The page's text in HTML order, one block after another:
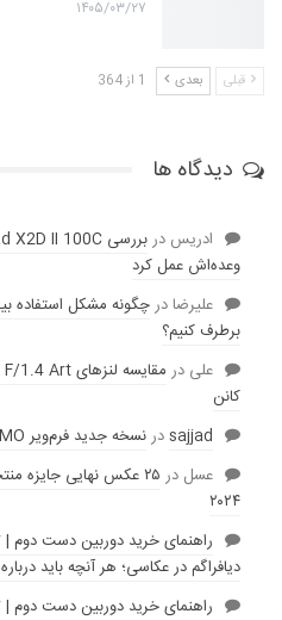
۱۴۰۵/۰۳/۲۷
قبلی بعدی 1 از 364
دیدگاه ها
ادریس در
وعده‌‌اش عمل کرد
عليرضادرچگونه مشکل استفاده
برطرف کنیم؟
علی در
کانن
sajjadدرنسخه جدید فرم‌ویر DJI OSMO منتشر شد
عسل در
۲۵ عکس نهایی
۲۰۲۴
راهنمای خرید دوربین دست دوم | ۷ توصیه مهم - مجله پیکسل
دیافراگم در عکاسی؛ هر آنچه باید
راهنمای خرید دوربین دست دوم | ۷ توصیه مهم - مجله پیکسل